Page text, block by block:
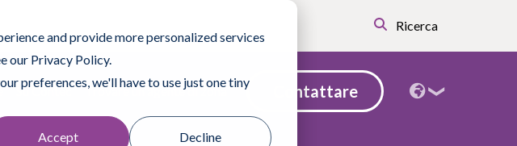
and provide more personalized services
our Privacy Policy.
preferences, we'll have to use just one tiny
Accept Decline
Ricerca
Su Contec Trovare un agente di zona Contattare